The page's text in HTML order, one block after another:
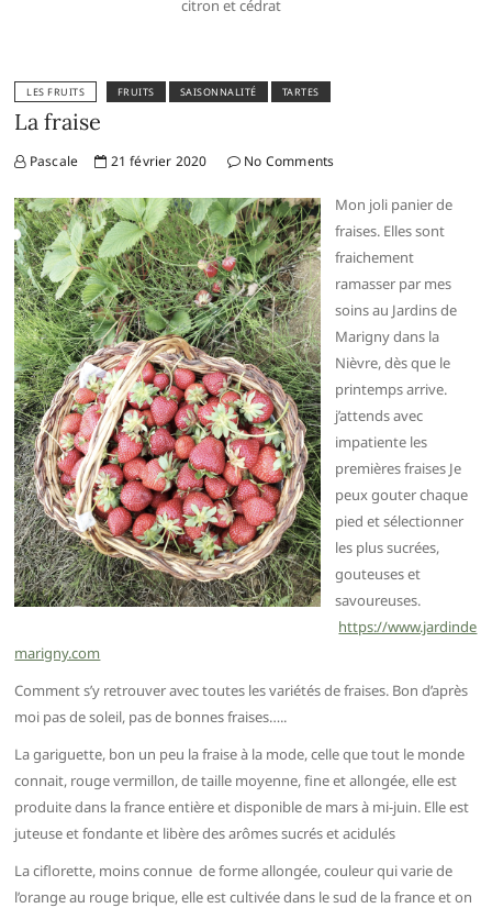
citron et cédrat
LES FRUITS FRUITS SAISONNALITÉ TARTES
La fraise
Pascale 21 février 2020 No Comments
Mon joli panier de
fraises. Elles sont
fraichement
ramasser par mes
soins au Jardins de
Marigny dans la
Nièvre, dès que le
printemps arrive.
j’attends avec
impatiente les
premières fraises Je
peux gouter chaque
pied et sélectionner
les plus sucrées,
gouteuses et
savoureuses.
https://www.jardinde
marigny.com
Comment s’y retrouver avec toutes les variétés de fraises. Bon d’après
moi pas de soleil, pas de bonnes fraises…..
La gariguette, bon un peu la fraise à la mode, celle que tout le monde
connait, rouge vermillon, de taille moyenne, fine et allongée, elle est
produite dans la france entière et disponible de mars à mi-juin. Elle est
juteuse et fondante et libère des arômes sucrés et acidulés
La ciflorette, moins connue de forme allongée, couleur qui varie de
l’orange au rouge brique, elle est cultivée dans le sud de la france et on